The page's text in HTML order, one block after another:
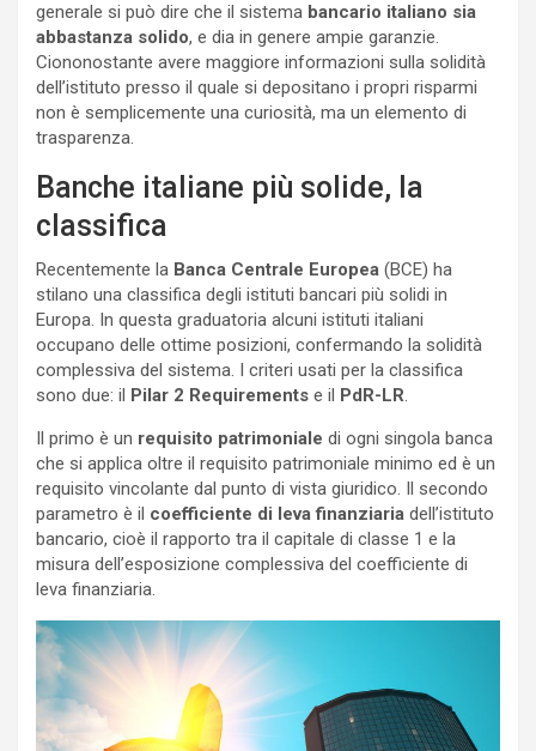
generale si può dire che il sistema bancario italiano sia
abbastanza solido, e dia in genere ampie garanzie.
Ciononostante avere maggiore informazioni sulla solidità
dell’istituto presso il quale si depositano i propri risparmi
non è semplicemente una curiosità, ma un elemento di
trasparenza.
Banche italiane più solide, la
classifica
Recentemente la Banca Centrale Europea (BCE) ha
stilano una classifica degli istituti bancari più solidi in
Europa. In questa graduatoria alcuni istituti italiani
occupano delle ottime posizioni, confermando la solidità
complessiva del sistema. I criteri usati per la classifica
sono due: il
Pilar 2 Requirements e il PdR-LR.
Il primo è un requisito patrimoniale di ogni singola banca
che si applica oltre il requisito patrimoniale minimo ed è un
requisito vincolante dal punto di vista giuridico. Il secondo
parametro è il coefficiente di leva finanziaria dell’istituto
bancario, cioè il rapporto tra il capitale di classe 1 e la
misura dell’esposizione complessiva del coefficiente di
leva finanziaria.